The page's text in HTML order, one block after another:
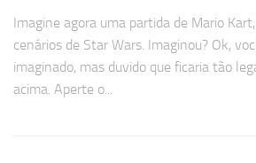
Imagine agora uma partida de Mario
cenários de Star Wars. Imaginou? Ok,
imaginado, mas duvido que ficaria tão
acima. Aperte o...